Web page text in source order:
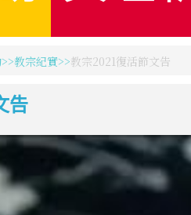
教宗紀實 教宗2021復活節文告
告